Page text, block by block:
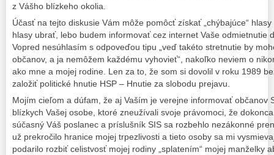
z Vášho blízkeho okolia.
Účasť na tejto diskusie Vám môže pomôcť získať „chýbajúce“
hlasy ubrať, lebo budem informovať cez internet Vaše odmietnutie
Vopred nesúhlasím s odpoveďou tipu „veď takéto stretnutie by
občanov, a ja nemôžem každému vyhovieť“, nakoľko neviem o
ako mne a mojej rodine. Len za to, že som si dovolil v roku 1989
založiť politické hnutie HSP – Hnutie za slobodu prejavu.
Mojím cieľom a dúfam, že aj Vaším je verejne informovať občanov
blízkych Vašej osobe, ktoré zneužívali svoje právomoci, že
súčasný Váš poslanec a príslušník SIS sa rozbehlo nezákonné
už prekročilo hranice mojej trpezlivosti a tieto osoby sa mi
podarilo rozbiť celistvosť mojej rodiny „splatením“ mojej manželky